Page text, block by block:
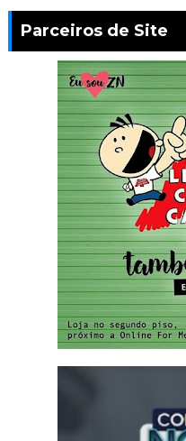
Parceiros de Site